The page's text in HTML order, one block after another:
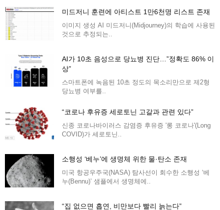
미드저니 훈련에 아티스트 1만6천명 리스트 존재
이미지 생성 AI 미드저니(Midjourney)의 학습에 사용된
것으로 추정되는..
AI가 10초 음성으로 당뇨병 진단…”정확도 86% 이
상”
스마트폰에 녹음된 10초 정도의 목소리만으로 제2형
당뇨병 여부를..
“코로나 후유증 세로토닌 고갈과 관련 있다”
신종 코로나바이러스 감염증 후유증 '롱 코로나'(Long
COVID)가 세로토닌..
소행성 ‘베누’에 생명체 위한 물·탄소 존재
미국 항공우주국(NASA) 탐사선이 회수한 소행성 ‘베
누(Bennu)’ 샘플에서 생명체에..
“집 없으면 흡연, 비만보다 빨리 늙는다”